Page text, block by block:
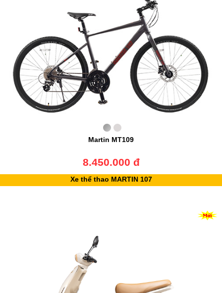
Martin MT109
8.450.000 đ
Xe thể thao MARTIN 107